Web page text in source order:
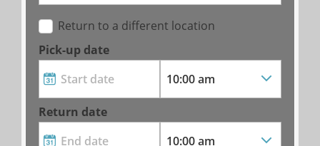
Return to a different location
Pick-up date
Return date